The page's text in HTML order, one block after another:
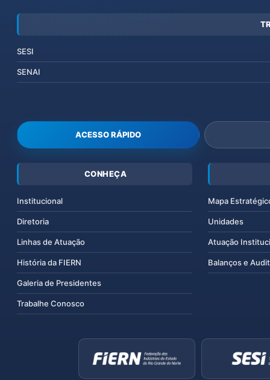
SESI
SENAI
ACESSO RÁPIDO
CONHEÇA
Institucional
Diretoria
Linhas de Atuação
História da FIERN
Galeria de Presidentes
Trabalhe Conosco
Mapa
Unidades
Atuação
Balanços e